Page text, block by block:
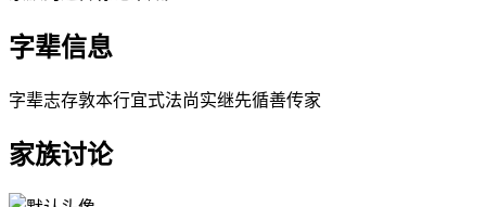
字辈信息
字辈志存敦本行宜式法尚实继先循善传家
家族讨论